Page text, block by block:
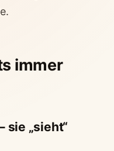
immer
sie „sieht“